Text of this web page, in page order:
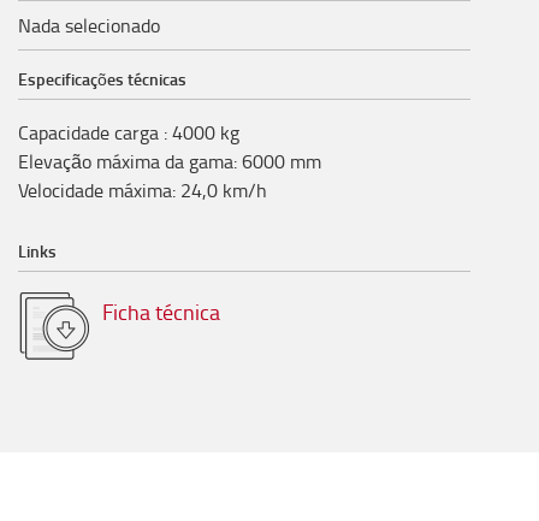
Nada selecionado
Especificações técnicas
Capacidade carga :4000 kg
Elevação máxima da gama:6000 mm
Velocidade máxima: 24,0 km/h
Links
Ficha técnica